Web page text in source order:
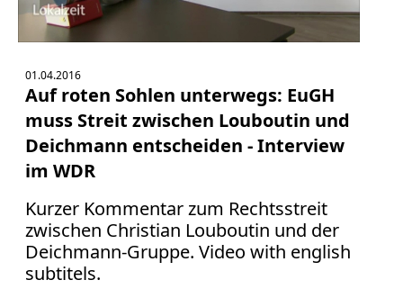
01.04.2016
Auf roten Sohlen unterwegs: EuGH
muss Streit zwischen Louboutin und
Deichmann entscheiden - Interview
im WDR
Kurzer Kommentar zum Rechtsstreit
zwischen Christian Louboutin und der
Deichmann-Gruppe. Video with english
subtitels.